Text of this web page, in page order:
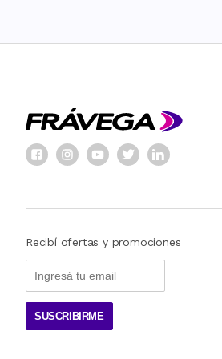
Recibí ofertas y promociones
SUSCRIBIRME